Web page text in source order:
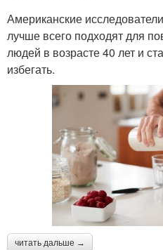
Американские
лучше всего подходят для
людей в возрасте 40 лет и
избегать.
читать дальше →